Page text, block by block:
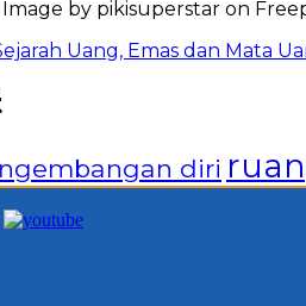
Uang, Emas dan Mata
diri